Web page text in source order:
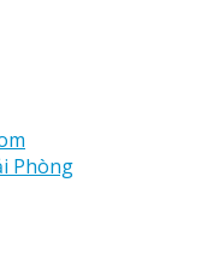
Phòng